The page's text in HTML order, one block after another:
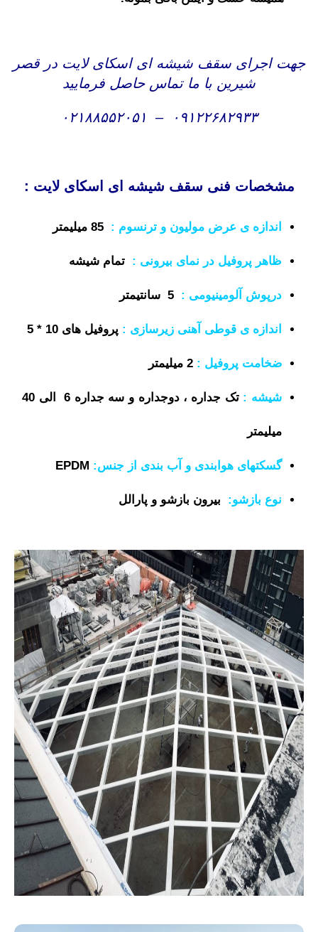
جهت اجرای سقف شیشه ای اسکای لایت در قصر
شیرین با ما تماس حاصل فرمایید
۰۹۱۲۲۶۸۲۹۳۳ – ۰۲۱۸۸۵۵۲۰۵۱
مشخصات فنی سقف شیشه ای اسکای لایت :
اندازه ی عرض مولیون و ترنسوم :
ظاهر پروفیل در نمای بیرونی : تمام شیشه
درپوش آلومینیومی :
اندازه ی قوطی آهنی زیرسازی : پروفیل های 10 * 5
ضخامت پروفیل : 2 میلیمتر
شیشه : تک جداره ، دوجداره و سه جداره 6 الی 40
میلیمتر
گسکتهای هوابندی و آب بندی از جنس: EPDM
نوع بازشو: بیرون بازشو و پارالل